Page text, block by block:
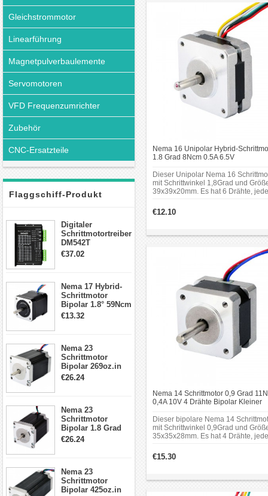
Gleichstrommotor
Linearführung
Magnetpulverbaulemente
Servomotoren
VFD Frequenzumrichter
Zubehör
CNC-Ersatzteile
Flaggschiff-Produkt
Digitaler
Schrittmotortreiber
DM542T
Schrittmotor
Schrittmotor
€37.02
Nema 17 Hybrid-
Schrittmotor
Bipolar 1.8° 59Ncm
2A 4 Drähte mit 1m
€13.32
Nema 23
Schrittmotor
Bipolar 269oz.in
2,8A 57x57x76mm
€26.24
Nema 23
Schrittmotor
Bipolar 1.8 Grad
1.9Nm 3A 3.36V 4
€26.24
Nema 23
Schrittmotor
Bipolar 425oz.in
Nema 16 Unipolar Hybrid-
1.8 Grad 8Ncm 0.5A 6.5V
Dieser Unipolar Nema 16
mit Schrittwinkel 1,8Grad und
39x39x20mm. Es hat 6 Drähte, jede
Haltemoment 8Ncm
(11.3oz.in).Motorentyp: Unipolar
Haltemoment: 8Ncm(11.3oz.in);
€12.10
Nema 14 Schrittmotor 0,9 Grad
0,4A 10V 4 Drähte Bipolar Kleiner
Dieser bipolare Nema 14
mit Schrittwinkel 0,9Grad und
35x35x28mm. Es hat 4 Drähte, jede
Haltemoment 11Ncm.Es kann in
Vielzahl von Anwendungen
erfordern.
€15.30